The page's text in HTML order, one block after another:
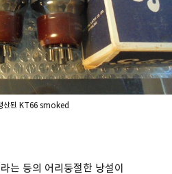
산된 KT66 smoked
는 등의 어리둥절한 낭설이